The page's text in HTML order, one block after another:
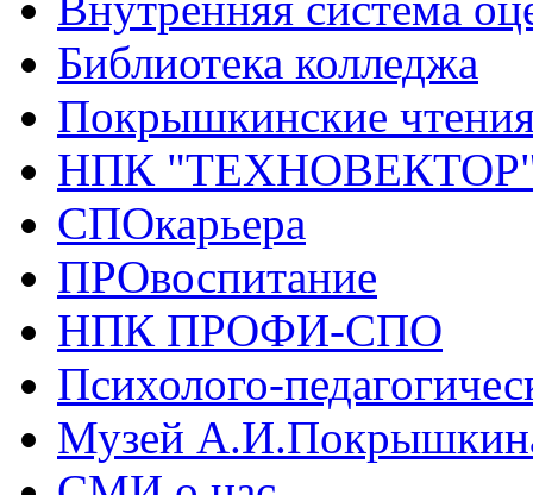
Библиотека колледжа
Покрышкинские
НПК
СПОкарьера
ПРОвоспитание
НПК ПРОФИ-СПО
Психолого-
Музей